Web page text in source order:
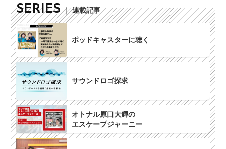
SERIES ｜ 連載記事
ポッドキャスターに聴く
サウンドロゴ探求
オトナル原口大輝の
エスケープジャーニー